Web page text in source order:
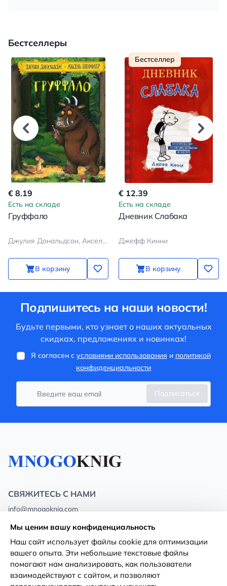
Бестселлеры
€ 8.19
Есть на складе
Груффало
Джулия Дональдсон, Аксель Шеффлер
В корзину
Бестселлер
€ 12.39
Есть на складе
Дневник Слабака
Джефф Кинни
В корзину
Подпишитесь на наши новости!
Будьте первыми, кто узнает о наших актуальных
скидках, предложениях и новинках!
Я согласен с условиями использования и политикой
конфиденциальности
Подписаться
СВЯЖИТЕСЬ С НАМИ
info@mnogoknig.com
Rīga, Augusta Deglava 69d, LV-1082
О нас
Магазины
Политика
конфиденциальности
Мы ценим вашу конфиденциальность
Наш сайт использует файлы cookie для оптимизации
вашего опыта. Эти небольшие текстовые файлы
помогают нам анализировать, как пользователи
взаимодействуют с сайтом, и позволяют